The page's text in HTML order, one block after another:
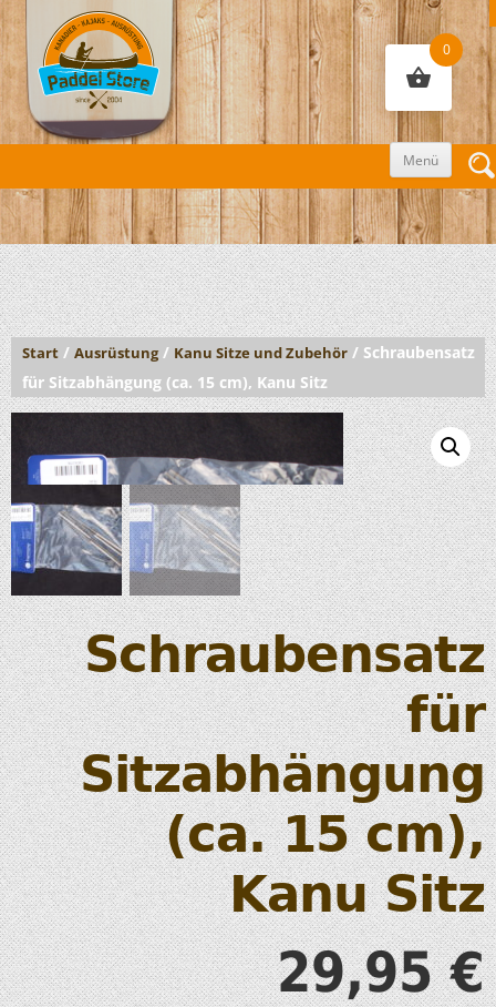
Menü
Zum
Inhalt
Start / Ausrüstung/ Kanu Sitze und Zubehör / Schraubensatz
für Sitzabhängung (ca. 15 cm), Kanu Sitz
Schraubensatz
für
Sitzabhängung
(ca. 15 cm),
Kanu Sitz
29,95€
0